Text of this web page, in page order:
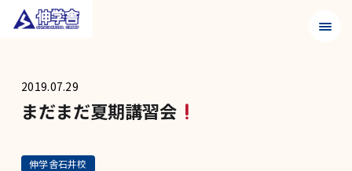
メニ
2019.07.29
まだまだ夏期講習会
伸学舎石井校